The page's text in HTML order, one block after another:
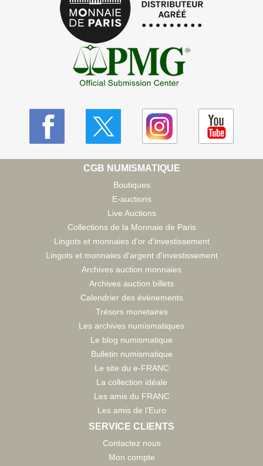
CGB NUMISMATIQUE
Boutiques
E-auctions
Live Auctions
Collections de la Monnaie de Paris
Lingots et monnaies d'or d'investissement
Lingots et monnaies d'argent d'investissement
Archives auction monnaies
Archives auction billets
Calendrier des évènements
Trésors monetaires
Les archives numismatiques
Le blog numismatique
Bulletin numismatique
Le site du e-FRANC
La collection idéale
Les amis du FRANC
Les amis de l'Euro
SERVICE CLIENTS
Contactez nous
Mon compte